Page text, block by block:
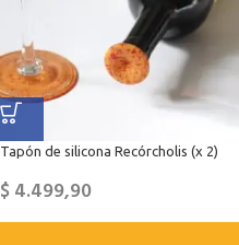
Tapón de silicona Recórcholis (x 2)
$4.499,90